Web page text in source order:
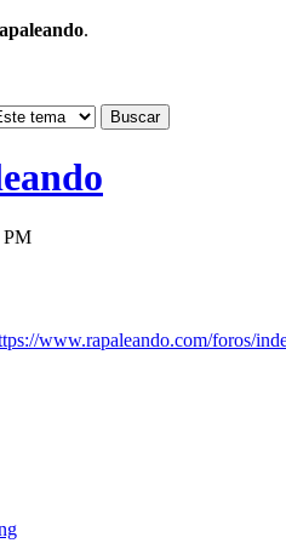
.
PM
www.rapaleando.com/foros/